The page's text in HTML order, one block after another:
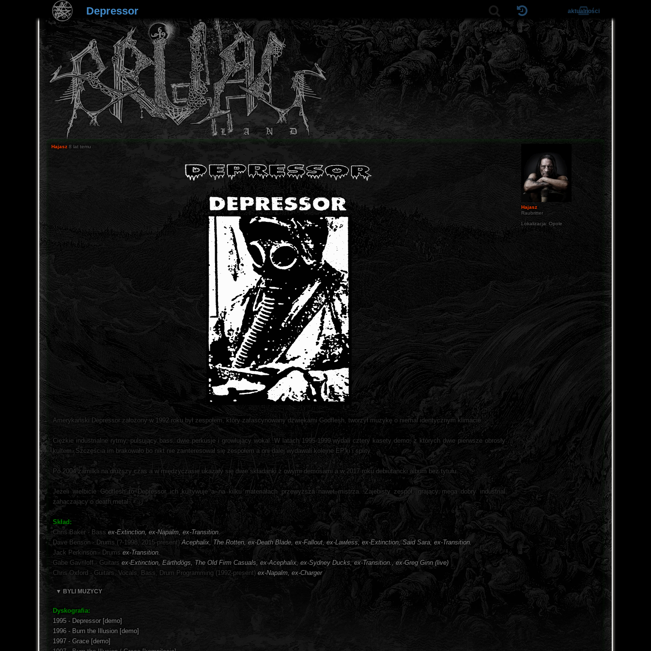
Depressor aktualności
Hajasz
Raubritter
Lokalizacja: Opole
Hajasz 8 lat temu
Amerykański Depressor założony w 1992 roku był zespołem, który zafascynowany dźwiękami Godflesh, tworzył muzykę o niemal identycznym klimacie.
Ciężkie industrialne rytmy, pulsujący bass, dwie perkusje i growlujący wokal. W latach 1995-1999 wydali cztery kasety demo, z których dwie pierwsze obrosły
kultem. Szczęścia im brakowało bo nikt nie zainteresował się zespołem a oni dalej wydawali kolejne EP'ki i splity.
Po 2004 zamilkli na dłuższy czas a w międzyczasie ukazały się dwie składanki z owymi demosami a w 2017 roku debiutancki album bez tytułu.
Jeżeli wielbicie Godflesh to Depressor ich kultywuje a na kilku materiałach przewyższa nawet mistrza. Zajebisty zespół, grający mega dobry industrial
zahaczający o death metal.
Skład:
Chris Baker - Bass ex-Extinction, ex-Napalm, ex-Transition.
Dave Benson - Drums (?-1998, 2015-present)Acephalix, The Rotten, ex-Death Blade, ex-Fallout, ex-Lawless, ex-Extinction, Said Sara, ex-Transition.
Jack Perkinson - Drums ex-Transition.
Gabe Gavriloff - Guitars ex-Extinction, Eärthdögs, The Old Firm Casuals, ex-Acephalix, ex-Sydney Ducks, ex-Transition., ex-Greg Ginn (live)
Chris Oxford - Guitars, Vocals, Bass, Drum Programming (1992-present) ex-Napalm, ex-Charger
▼ BYLI MUZYCY
Dyskografia:
1995 - Depressor [demo]
1996 - Burn the Illusion [demo]
1997 - Grace [demo]